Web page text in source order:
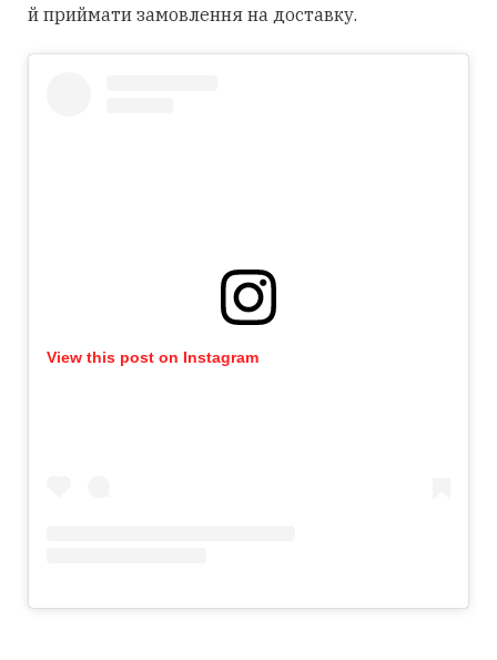
й приймати замовлення на доставку.
View this post on Instagram